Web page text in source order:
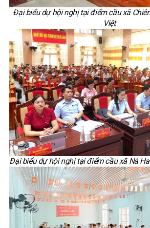
Đại biểu dự hội nghị tại điểm cầu xã
Việt
Đại biểu dự hội nghị tại điểm cầu xã Nà